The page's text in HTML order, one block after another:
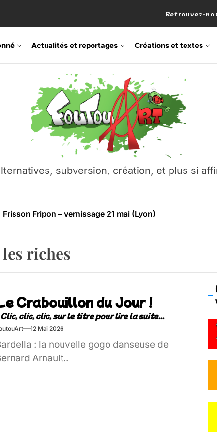
Retrouvez-
Actualités et reportages Créations et textes
subversion, création, et plus si
Fripon – vernissage 21 mai (Lyon)
Festival – Samedi 18 juillet (Vaulx-en-Velin)
– Ŝtono, un livre réalisé par Michaël Moretti & Pierre
contre l’A412 à l’Établi (Haute-Savoie)
Fripon – vernissage 21 mai (Lyon)
Festival – Samedi 18 juillet (Vaulx-en-Velin)
riches
Crabouillon du Jour !
12 Mai 2026
: la nouvelle gogo danseuse de
Arnault..